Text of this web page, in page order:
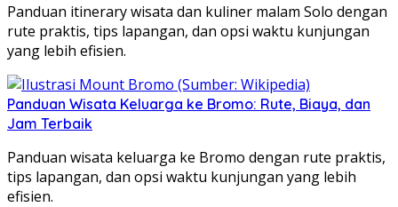
Panduan itinerary wisata dan kuliner malam Solo dengan
rute praktis, tips lapangan, dan opsi waktu kunjungan
yang lebih efisien.
Panduan Wisata Keluarga ke Bromo: Rute, Biaya, dan
Jam Terbaik
Panduan wisata keluarga ke Bromo dengan rute praktis,
tips lapangan, dan opsi waktu kunjungan yang lebih
efisien.